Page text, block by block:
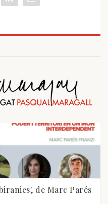
de Marc Parés